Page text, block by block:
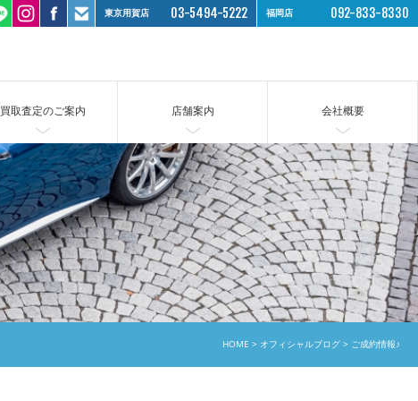
東京用賀店 03-5494-5222 福岡店 092-833-8330
買取査定のご案内 店舗案内 会社概要
HOME オフィシャルブログ ご成約情報♪